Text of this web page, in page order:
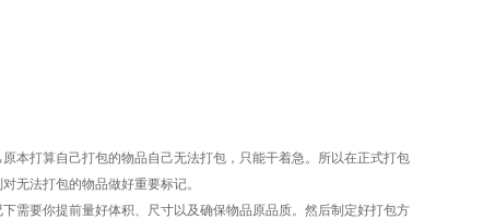
本打算自己打包的物品自己无法打包，只能干着急。所以在正式打包
无法打包的物品做好重要标记。
需要你提前量好体积、尺寸以及确保物品原品质。然后制定好打包方